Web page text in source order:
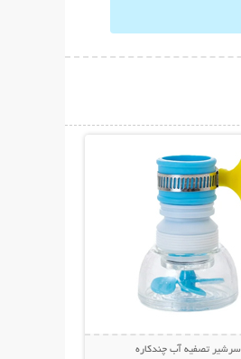
سرشیر تصفیه آب چندکاره